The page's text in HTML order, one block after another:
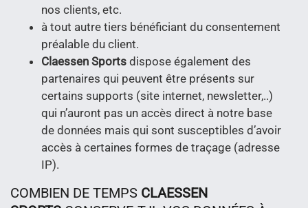
nos clients, etc.
à tout autre tiers bénéficiant du consentement
préalable du client.
Claessen Sports dispose également des
partenaires qui peuvent être présents sur
certains supports (site internet, newsletter,..)
qui n’auront pas un accès direct à notre base
de données mais qui sont susceptibles d’avoir
accès à certaines formes de traçage (adresse
IP).
COMBIEN DE TEMPS CLAESSEN